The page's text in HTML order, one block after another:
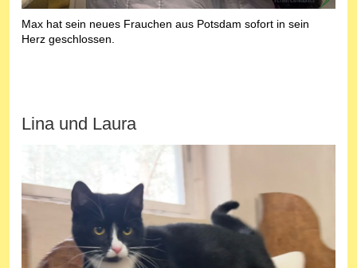
Max hat sein neues Frauchen aus Potsdam sofort in sein
Herz geschlossen.
Lina und Laura